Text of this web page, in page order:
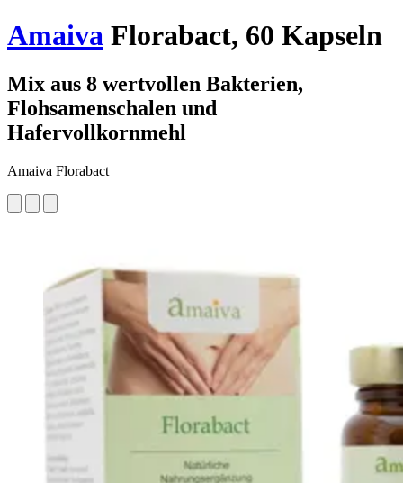
Amaiva Florabact, 60 Kapseln
Mix aus 8 wertvollen Bakterien,
Flohsamenschalen und
Hafervollkornmehl
Amaiva Florabact